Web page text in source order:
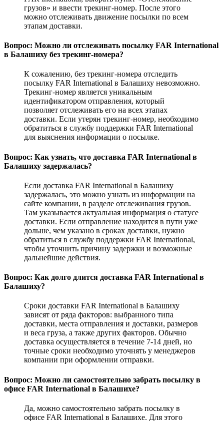
грузов» и ввести трекинг-номер. После этого
можно отслеживать движение посылки по всем
этапам доставки.
Вопрос: Можно ли отслеживать посылку FAR International
в Балашиху без трекинг-номера?
К сожалению, без трекинг-номера отследить
посылку FAR International в Балашиху невозможно.
Трекинг-номер является уникальным
идентификатором отправления, который
позволяет отслеживать его на всех этапах
доставки. Если утерян трекинг-номер, необходимо
обратиться в службу поддержки FAR International
для выяснения информации о посылке.
Вопрос: Как узнать, что доставка FAR International в
Балашиху задержалась?
Если доставка FAR International в Балашиху
задержалась, это можно узнать из информации на
сайте компании, в разделе отслеживания грузов.
Там указывается актуальная информация о статусе
доставки. Если отправление находится в пути уже
дольше, чем указано в сроках доставки, нужно
обратиться в службу поддержки FAR International,
чтобы уточнить причину задержки и возможные
дальнейшие действия.
Вопрос: Как долго длится доставка FAR International в
Балашиху?
Сроки доставки FAR International в Балашиху
зависят от ряда факторов: выбранного типа
доставки, места отправления и доставки, размеров
и веса груза, а также других факторов. Обычно
доставка осуществляется в течение 7-14 дней, но
точные сроки необходимо уточнять у менеджеров
компании при оформлении отправки.
Вопрос: Можно ли самостоятельно забрать посылку в
офисе FAR International в Балашихе?
Да, можно самостоятельно забрать посылку в
офисе FAR International в Балашихе. Для этого